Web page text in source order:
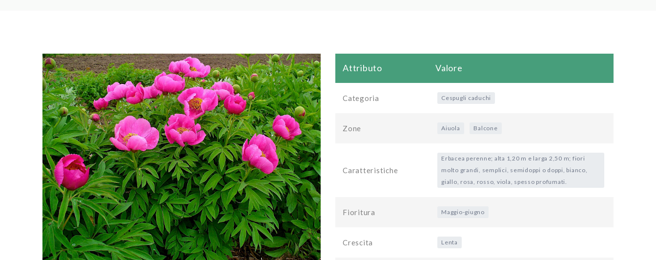
Attributo Valore
Categoria Cespugli caduchi
Zone Aiuola Balcone
Caratteristiche
Erbacea perenne; alta 1,20 m e larga 2,50 m; fiori
molto grandi, semplici, semidoppi o doppi, bianco,
giallo, rosa, rosso, viola, spesso profumati.
Fioritura Maggio-giugno
Crescita Lenta